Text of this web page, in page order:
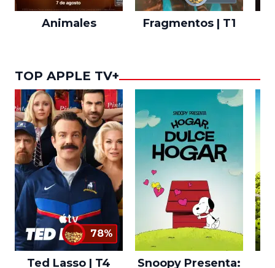
Animales Fragmentos | T1
TOP APPLE TV+
78%
Ted Lasso | T4
Snoopy Presenta: